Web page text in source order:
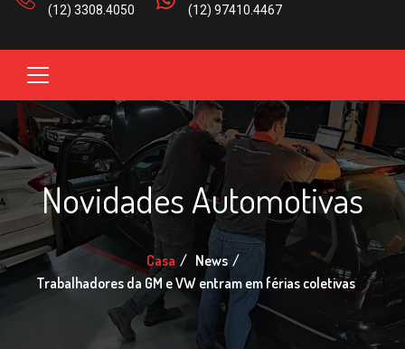
(12) 3308.4050
(12) 97410.4467
Novidades Automotivas
Casa
News
Trabalhadores da GM e VW entram em férias coletivas